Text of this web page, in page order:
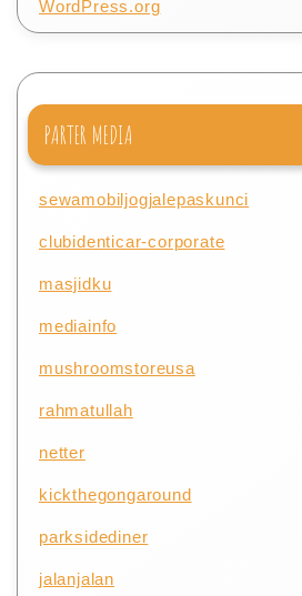
WordPress.org
PARTER MEDIA
sewamobiljogjalepaskunci
clubidenticar-corporate
masjidku
mediainfo
mushroomstoreusa
rahmatullah
netter
kickthegongaround
parksidediner
jalanjalan